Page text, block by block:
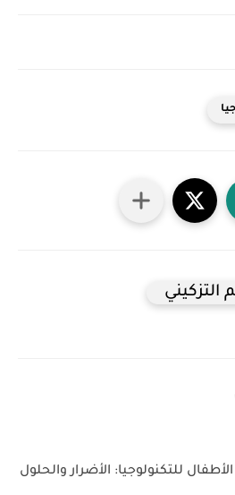
التزكيني
للتكنولوجيا: الأضرار والحلول